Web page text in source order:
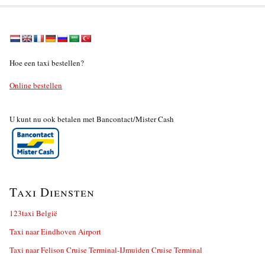
Hoe een taxi bestellen?
Online bestellen
U kunt nu ook betalen met Bancontact/Mister Cash
Taxi Diensten
123taxi België
Taxi naar Eindhoven Airport
Taxi naar Felison Cruise Terminal-IJmuiden Cruise Terminal